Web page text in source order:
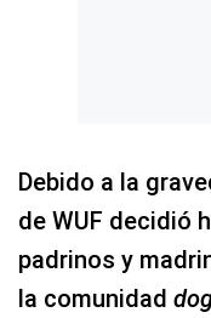
Debido a la
de WUF decidió
padrinos y
la comunidad